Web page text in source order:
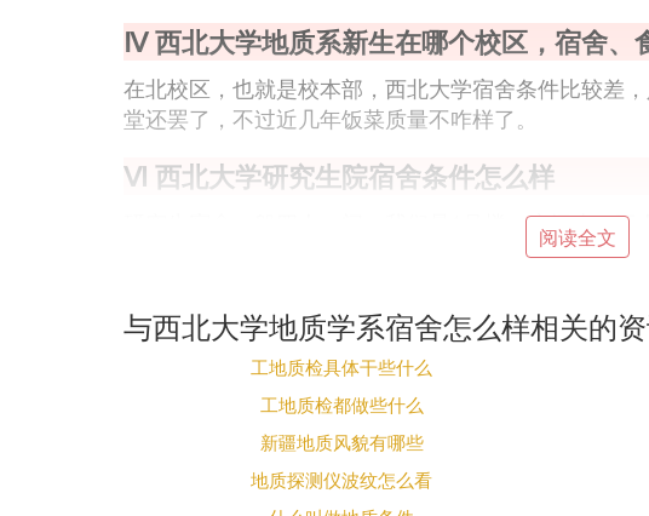
Ⅳ 西北大学地质系新生在哪个校区，宿舍、
在北校区，也就是校本部，西北大学宿舍条件比较差
堂还罢了，不过近几年饭菜质量不咋样了。
Ⅵ 西北大学研究生院宿舍条件怎么样
研究生宿舍一般四人一间，我们是1号楼，房间小，
卫生间公用，还可以。关键看大家的素质了。
洗澡不是很远
Ⅶ 西北大学地质学系怎么样
西北大学的地质学系，单从学科实力来说，是很强的
史、考古权等是这所学校的重点学科和支柱，西大的
油田的总地质师很多都出自西北大学，80年代的统编
阅读全文
与西北大学地质学系宿舍怎么样相关的
工地质检具体干些什么
工地质检都做些什么
新疆地质风貌有哪些
地质探测仪波纹怎么看